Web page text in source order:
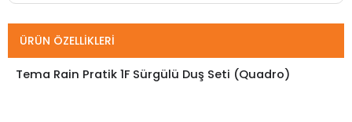
ÜRÜN ÖZELLIKLERI
Tema Rain Pratik 1F Sürgülü Duş Seti (Quadro)